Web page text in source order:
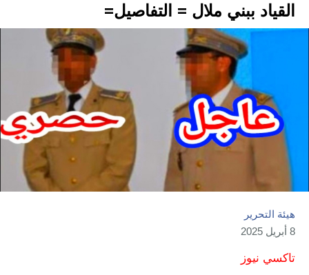
القياد ببني ملال = التفاصيل=
هيئة التحرير
8 أبريل 2025
تاكسي نيوز